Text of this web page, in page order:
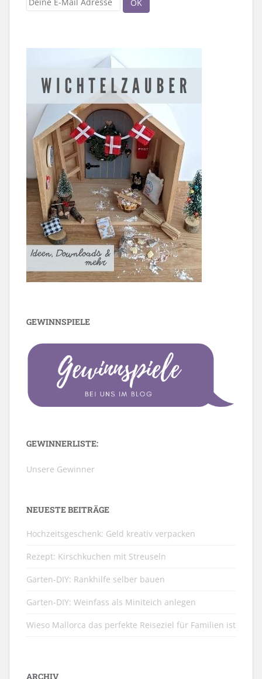
GEWINNSPIELE
GEWINNERLISTE:
Unsere Gewinner
NEUESTE BEITRÄGE
Hochzeitsgeschenk: Geld kreativ verpacken
Rezept: Kirschkuchen mit Streuseln
Garten-DIY: Rankhilfe selber bauen
Garten-DIY: Weinfass als Miniteich anlegen
Wieso Mallorca das perfekte Reiseziel für Familien ist
ARCHIV